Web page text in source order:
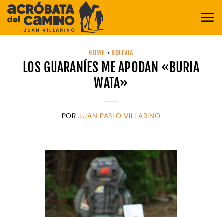
Saltar
contenido
HOME > BOLIVIA
LOS GUARANÍES ME APODAN «BURIA
WATA»
PORJUAN PABLO VILLARINO